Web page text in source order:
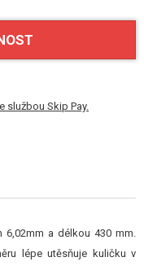
službou Skip Pay.
6,02mm a délkou 430 mm.
lépe utěsňuje kuličku v